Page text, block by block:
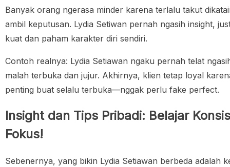
Banyak orang ngerasa minder karena terlalu takut
ambil keputusan. Lydia Setiwan pernah ngasih insight,
kuat dan paham karakter diri sendiri.
Contoh realnya: Lydia Setiawan ngaku pernah telat
malah terbuka dan jujur. Akhirnya, klien tetap loyal
penting buat selalu terbuka—nggak perlu fake perfect.
Insight dan Tips Pribadi: Belajar
Fokus!
Sebenernya, yang bikin Lydia Setiawan berbeda adalah